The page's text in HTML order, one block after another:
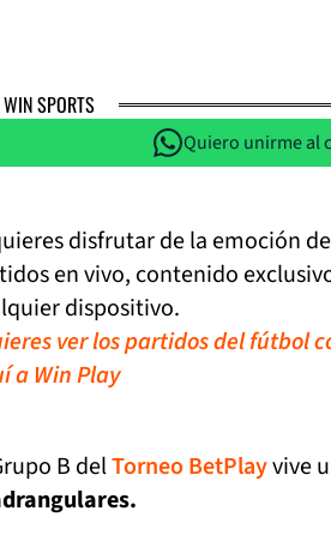
SPORTS
Quiero unirme al
disfrutar de la emoción
en vivo, contenido
dispositivo.
ver los partidos del fútbol
a Win Play
B delTorneo BetPlayvive